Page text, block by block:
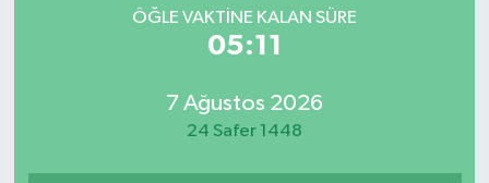
ÖĞLE VAKTINE KALAN SÜRE
05:11
7 Ağustos 2026
24 Safer 1448
Sağlık
Haber Arşivi